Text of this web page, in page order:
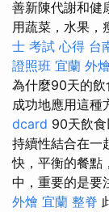
善新陳代謝和健
用蔬菜，水果，
士 考試 心得 台
證照班 宜蘭 外燴
為什麼90天的
成功地應用這種
dcard 90天飲
持續性結合在一
快，平衡的餐點
中，重要的是要
外燴 宜蘭 整脊